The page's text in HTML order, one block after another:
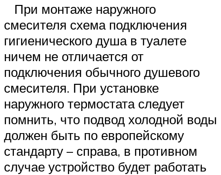
При монтаже наружного
смесителя схема подключения
гигиенического душа в туалете
ничем не отличается от
подключения обычного душевого
смесителя. При установке
наружного термостата следует
помнить, что подвод холодной воды
должен быть по европейскому
стандарту – справа, в противном
случае устройство будет работать